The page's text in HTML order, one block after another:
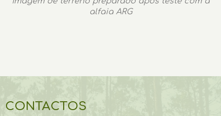
alfaia ARG
CONTACTOS